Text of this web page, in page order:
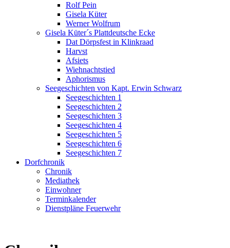
Rolf Pein
Gisela Küter
Werner Wolfrum
Gisela Küter´s Plattdeutsche Ecke
Dat Dörpsfest in Klinkraad
Harvst
Afsiets
Wiehnachtstied
Aphorismus
Seegeschichten von Kapt. Erwin Schwarz
Seegeschichten 1
Seegeschichten 2
Seegeschichten 3
Seegeschichten 4
Seegeschichten 5
Seegeschichten 6
Seegeschichten 7
Dorfchronik
Chronik
Mediathek
Einwohner
Terminkalender
Dienstpläne Feuerwehr